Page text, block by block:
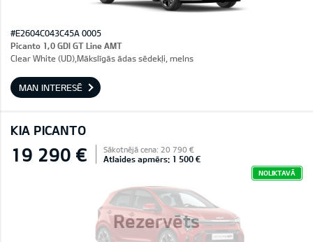
#E2604C043C45A 0005
Picanto 1,0 GDI GT Line AMT
Clear White (UD),Mākslīgās ādas sēdekļi, melns
MAN INTERESĒ
KIA PICANTO
Rezervēts
19 290 € Sākotnējā cena: 20 790 €
Atlaides apmērs: 1 500 €
NOLIKTAVĀ